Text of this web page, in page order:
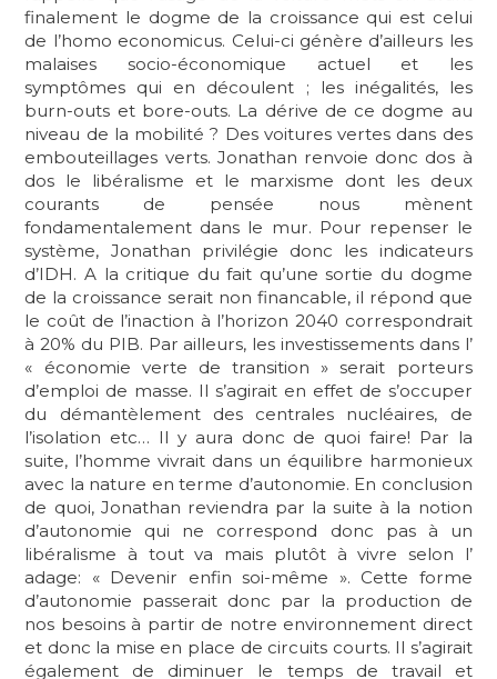
finalement le dogme de la croissance qui est celui
de l’homo economicus. Celui-ci génère d’ailleurs les
malaises socio-économique actuel et les
symptômes qui en découlent ; les inégalités, les
burn-outs et bore-outs. La dérive de ce dogme au
niveau de la mobilité ? Des voitures vertes dans des
embouteillages verts. Jonathan renvoie donc dos à
dos le libéralisme et le marxisme dont les deux
courants de pensée nous mènent
fondamentalement dans le mur. Pour repenser le
système, Jonathan privilégie donc les indicateurs
d’IDH. A la critique du fait qu’une sortie du dogme
de la croissance serait non financable, il répond que
le coût de l’inaction à l’horizon 2040 correspondrait
à 20% du PIB. Par ailleurs, les investissements dans l’
« économie verte de transition » serait porteurs
d’emploi de masse. Il s’agirait en effet de s’occuper
du démantèlement des centrales nucléaires, de
l’isolation etc… Il y aura donc de quoi faire! Par la
suite, l’homme vivrait dans un équilibre harmonieux
avec la nature en terme d’autonomie. En conclusion
de quoi, Jonathan reviendra par la suite à la notion
d’autonomie qui ne correspond donc pas à un
libéralisme à tout va mais plutôt à vivre selon l’
adage: « Devenir enfin soi-même ». Cette forme
d’autonomie passerait donc par la production de
nos besoins à partir de notre environnement direct
et donc la mise en place de circuits courts. Il s’agirait
également de diminuer le temps de travail et